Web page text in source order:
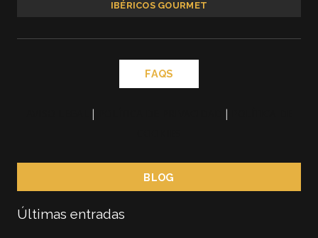
IBÉRICOS GOURMET
FAQS
| |
BLOG
Últimas entradas